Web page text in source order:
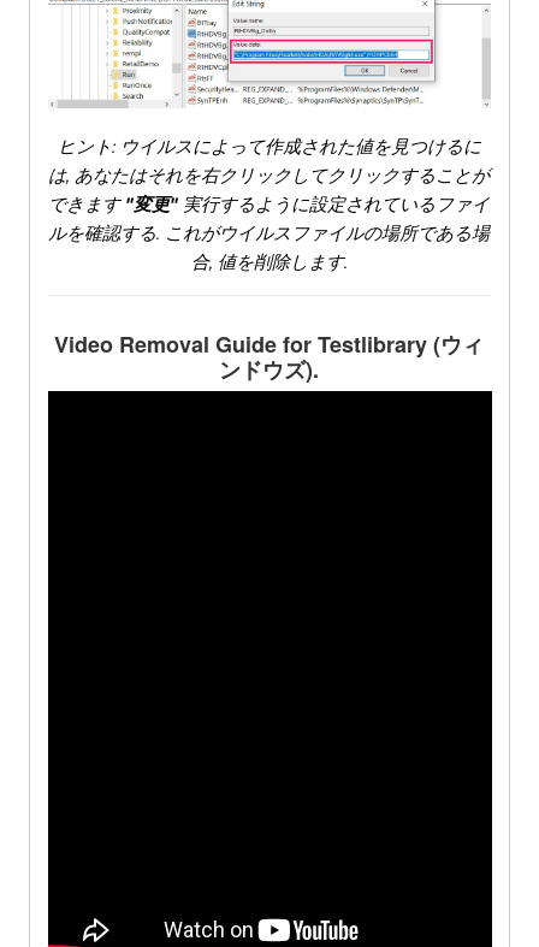
ヒント: ウイルスによって作成された値を見つけるに
は, あなたはそれを右クリックしてクリックすることが
できます"変更" 実行するように設定されているファイ
ルを確認する. これがウイルスファイルの場所である場
合, 値を削除します.
Video Removal Guide for Testlibrary(ウィ
ンドウズ).